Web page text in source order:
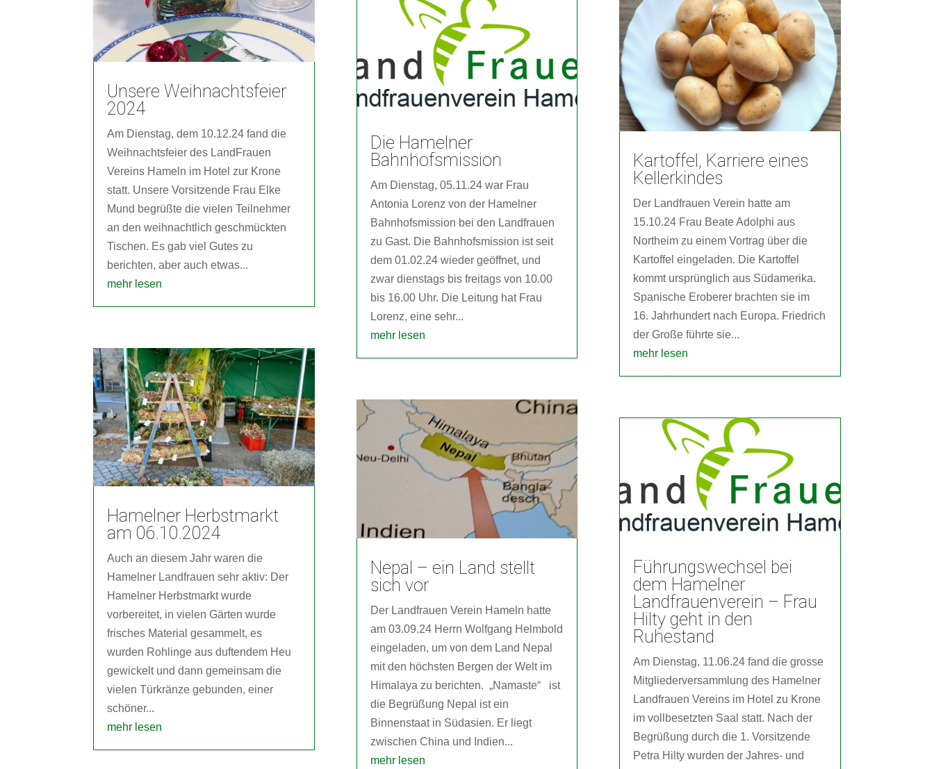
Unsere Weihnachtsfeier
2024
Am Dienstag, dem 10.12.24 fand die
Weihnachtsfeier des LandFrauen
Vereins Hameln im Hotel zur Krone
statt. Unsere Vorsitzende Frau Elke
Mund begrüßte die vielen Teilnehmer
an den weihnachtlich geschmückten
Tischen. Es gab viel Gutes zu
berichten, aber auch etwas...
mehr lesen
Hamelner Herbstmarkt
am 06.10.2024
Auch an diesem Jahr waren die
Hamelner Landfrauen sehr aktiv: Der
Hamelner Herbstmarkt wurde
vorbereitet, in vielen Gärten wurde
frisches Material gesammelt, es
wurden Rohlinge aus duftendem Heu
gewickelt und dann gemeinsam die
vielen Türkränze gebunden, einer
schöner...
mehr lesen
Die Hamelner
Bahnhofsmission
Am Dienstag, 05.11.24 war Frau
Antonia Lorenz von der Hamelner
Bahnhofsmission bei den Landfrauen
zu Gast. Die Bahnhofsmission ist seit
dem 01.02.24 wieder geöffnet, und
zwar dienstags bis freitags von 10.00
bis 16.00 Uhr. Die Leitung hat Frau
Lorenz, eine sehr...
mehr lesen
Nepal – ein Land stellt
sich vor
Der Landfrauen Verein Hameln hatte
am 03.09.24 Herrn Wolfgang Helmbold
eingeladen, um von dem Land Nepal
mit den höchsten Bergen der Welt im
Himalaya zu berichten. „Namaste“ ist
die Begrüßung Nepal ist ein
Binnenstaat in Südasien. Er liegt
zwischen China und Indien...
mehr lesen
Kartoffel, Karriere eines
Kellerkindes
Der Landfrauen Verein hatte am
15.10.24 Frau Beate Adolphi aus
Northeim zu einem Vortrag über die
Kartoffel eingeladen. Die Kartoffel
kommt ursprünglich aus Südamerika.
Spanische Eroberer brachten sie im
16. Jahrhundert nach Europa. Friedrich
der Große führte sie...
mehr lesen
Führungswechsel bei
dem Hamelner
Landfrauenverein – Frau
Hilty geht in den
Ruhestand
Am Dienstag, 11.06.24 fand die grosse
Mitgliederversammlung des Hamelner
Landfrauen Vereins im Hotel zu Krone
im vollbesetzten Saal statt. Nach der
Begrüßung durch die 1. Vorsitzende
Petra Hilty wurden der Jahres- und